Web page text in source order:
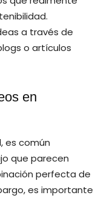
a través de
o artículos
en
es común
que parecen
perfecta de
es importante